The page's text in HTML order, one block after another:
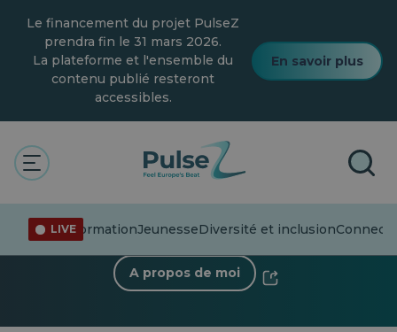
content
Le financement du projet PulseZ
prendra fin le 31 mars 2026.
La plateforme et l'ensemble du
contenu publié resteront
accessibles.
En savoir plus
LIVE
DésinformationJeunesseDiversité et inclusion
< Retour au profil
A propos de moi